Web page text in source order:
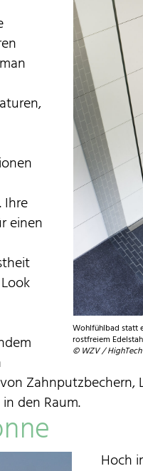
Wohlfühlbad statt
rostfreiem
© WZV /
Ihre
einen
Zahnputzbechern,
den Raum.
Hoch